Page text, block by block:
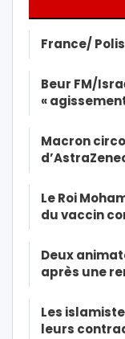
France/
Beur FM/
«
Macron
Le Roi
du vaccin
Deux
après une
Les
leurs